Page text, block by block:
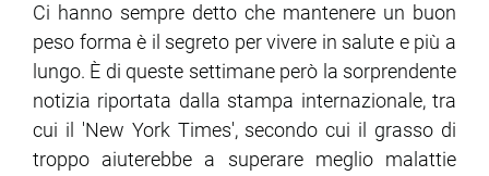
Ci hanno sempre detto che mantenere un buon
peso forma è il segreto per vivere in salute e più a
lungo. È di queste settimane però la sorprendente
notizia riportata dalla stampa internazionale, tra
cui il 'New York Times', secondo cui il grasso di
troppo aiuterebbe a superare meglio malattie